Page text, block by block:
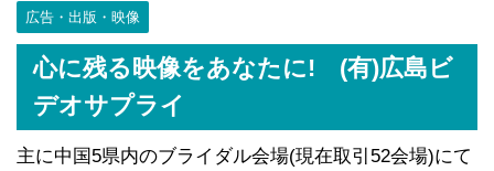
広告・出版・映像
心に残る映像をあなたに! (有)広島ビ
デオサプライ
主に中国5県内のブライダル会場(現在取引52会場)にて